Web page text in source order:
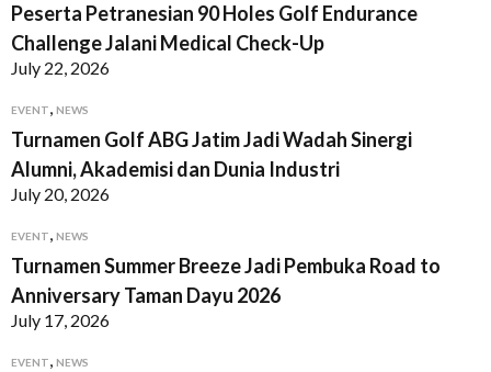
Peserta Petranesian 90 Holes Golf Endurance
Challenge Jalani Medical Check-Up
July 22, 2026
EVENT, NEWS
Turnamen Golf ABG Jatim Jadi Wadah Sinergi
Alumni, Akademisi dan Dunia Industri
July 20, 2026
EVENT, NEWS
Turnamen Summer Breeze Jadi Pembuka Road to
Anniversary Taman Dayu 2026
July 17, 2026
EVENT, NEWS